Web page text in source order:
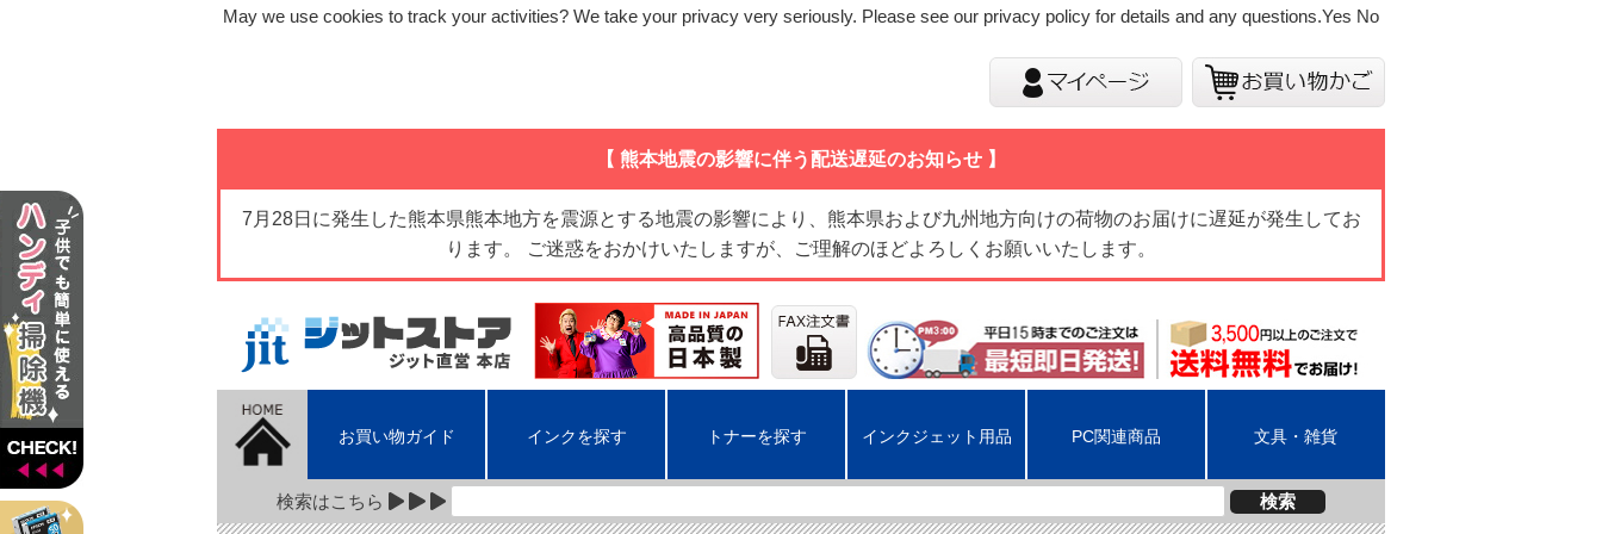
【 熊本地震の影響に伴う配送遅延のお知らせ 】
7月28日に発生した熊本県熊本地方を震源とする地震の影響により、熊本県および九州地方向けの荷物のお届けに遅延が発生してお
ります。 ご迷惑をおかけいたしますが、ご理解のほどよろしくお願いいたします。
お買い物ガイド インクを探す トナーを探す インクジェット用品 PC関連商品 文具・雑貨
検索はこちら 検索
May we use cookies to track your activities? We take your privacy very seriously. Please see our privacy policy for details and any questions.Yes No